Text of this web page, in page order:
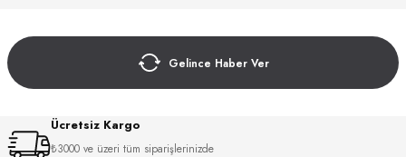
Gelince Haber Ver
Ücretsiz Kargo
₺3000 ve üzeri tüm siparişlerinizde